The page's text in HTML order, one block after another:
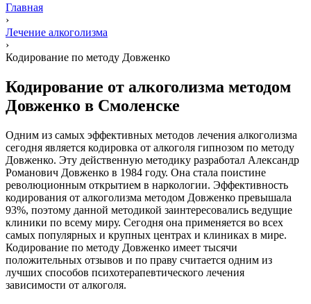
Главная
›
Лечение алкоголизма
›
Кодирование по методу Довженко
Кодирование от алкоголизма методом
Довженко в Смоленске
Одним из самых эффективных методов лечения алкоголизма
сегодня является кодировка от алкоголя гипнозом по методу
Довженко. Эту действенную методику разработал Александр
Романович Довженко в 1984 году. Она стала поистине
революционным открытием в наркологии. Эффективность
кодирования от алкоголизма методом Довженко превышала
93%, поэтому данной методикой заинтересовались ведущие
клиники по всему миру. Сегодня она применяется во всех
самых популярных и крупных центрах и клиниках в мире.
Кодирование по методу Довженко имеет тысячи
положительных отзывов и по праву считается одним из
лучших способов психотерапевтического лечения
зависимости от алкоголя.